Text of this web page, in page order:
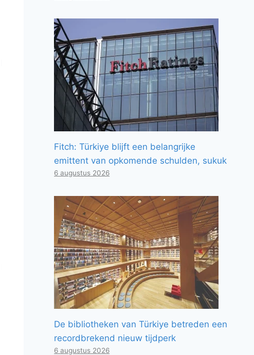
Fitch: Türkiye blijft een belangrijke
emittent van opkomende schulden, sukuk
6 augustus 2026
De bibliotheken van Türkiye betreden een
recordbrekend nieuw tijdperk
6 augustus 2026